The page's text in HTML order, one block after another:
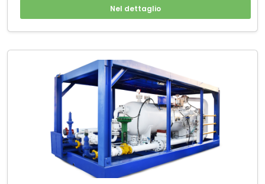
Nel dettaglio